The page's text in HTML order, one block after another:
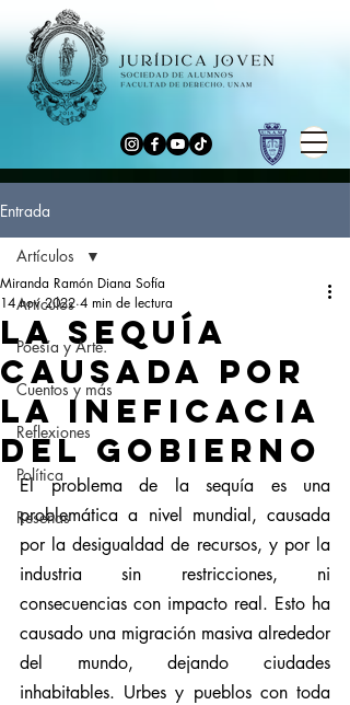
Entrada
Artículos
Poesía y Arte.
Cuentos y más
Reflexiones
Política
Reseñas
Artículos
La sequía
causada por
la ineficacia
del gobierno
Miranda Ramón Diana Sofía
14 nov 2022 4 min de lectura
El problema de la sequía es una
problemática a nivel mundial, causada
por la desigualdad de recursos, y por la
industria sin restricciones, ni
consecuencias con impacto real. Esto ha
causado una migración masiva alrededor
del mundo, dejando ciudades
inhabitables. Urbes y pueblos con toda